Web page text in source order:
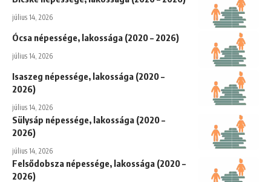
július 14, 2026
Ócsa népessége, lakossága (2020 – 2026)
július 14, 2026
Isaszeg népessége, lakossága (2020 –
2026)
július 14, 2026
Sülysáp népessége, lakossága (2020 –
2026)
július 14, 2026
Felsődobsza népessége, lakossága (2020 –
2026)